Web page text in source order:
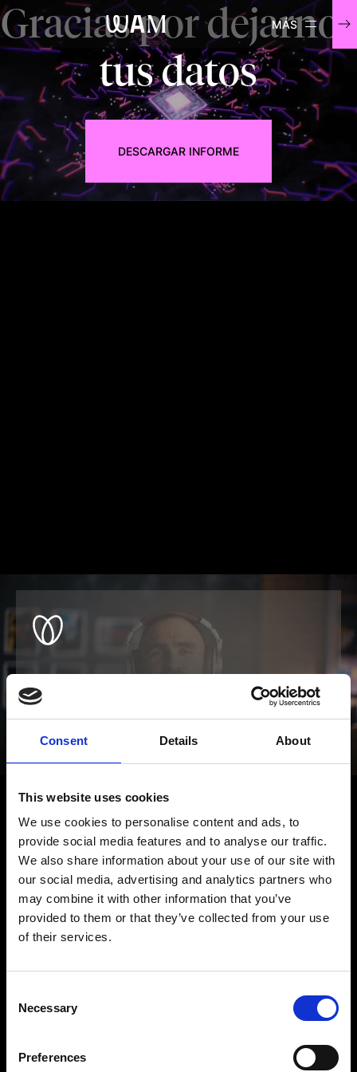
Consent Details About
This website uses cookies
We use cookies to personalise content and ads, to
provide social media features and to analyse our traffic.
We also share information about your use of our site with
our social media, advertising and analytics partners who
may combine it with other information that you’ve
provided to them or that they’ve collected from your use
of their services.
Selection
Necessary
Preferences
WAM
Gracias por dejarnos
tus datos
DESCARGAR INFORME
¿Algo que añadir?
Queremos oírlo
HABLEMOS